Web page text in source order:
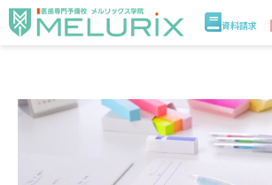
資料請求
校舎情報
入学案内